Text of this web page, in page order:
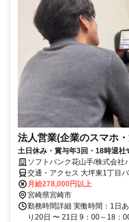
法人営業(企業のスマホ
土日休み・賞与年3回・18時退社
ソフトバンク花山手/株式会社
交通・アクセス 大坪東1丁目
車場あり）
月給278,000円以上
宮崎県宮崎市
勤務時間詳細 実働時間：1日
り20日 〜 21日 9：00～18：